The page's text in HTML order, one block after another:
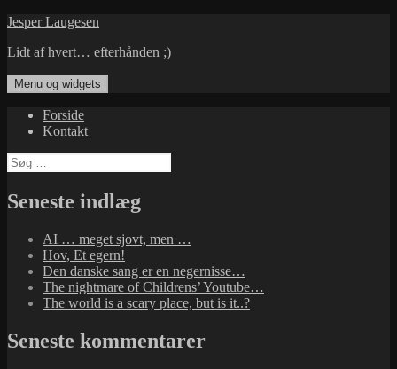
Hop
indhold
Jesper Laugesen
Lidt af hvert… efterhånden ;)
Menu og widgets
Forside
Kontakt
Søg
efter:
Seneste indlæg
AI … meget sjovt, men …
Hov, Et egern!
Den danske sang er en negernisse…
The nightmare of Childrens’ Youtube…
The world is a scary place, but is it..?
Seneste kommentarer